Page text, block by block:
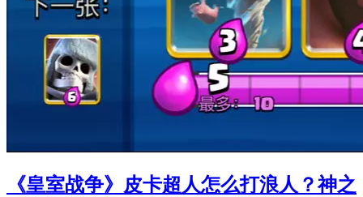
《皇室战争》皮卡超人怎么打浪人？神之